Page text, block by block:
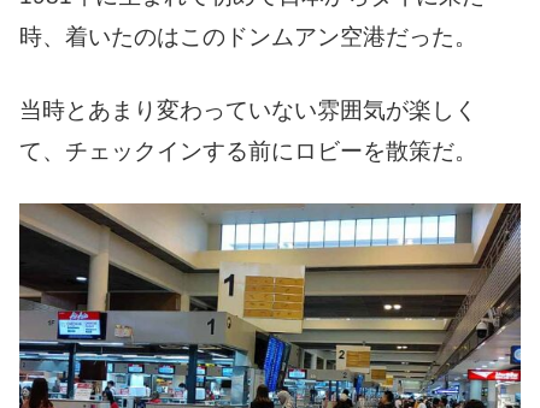
時、着いたのはこのドンムアン空港だった。
当時とあまり変わっていない雰囲気が楽しく
て、チェックインする前にロビーを散策だ。